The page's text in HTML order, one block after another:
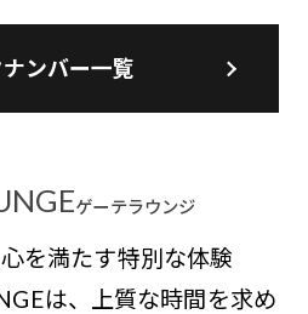
ンバー一覧
ゲーテラウンジ
を満たす特別な体験
は、上質な時間を求め